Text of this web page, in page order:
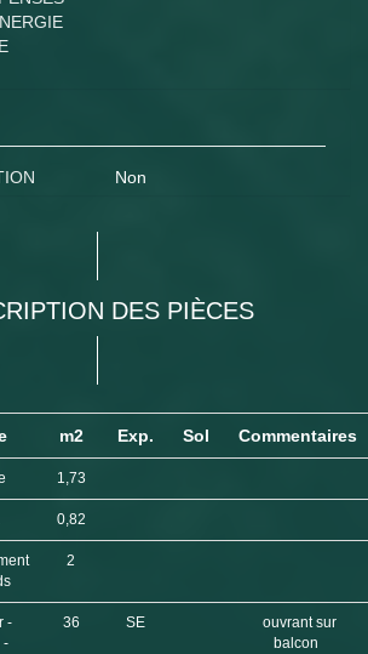
Non
DES PIÈCES
m2 Exp. Sol Commentaires
1,73
0,82
2
-
-
36 SE
ouvrant sur
balcon